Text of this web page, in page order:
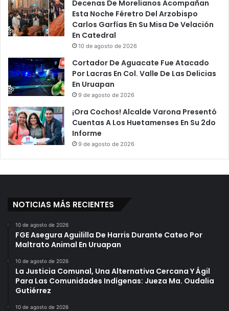
Decenas De Morelianos Acompañan
Esta Noche Féretro Del Arzobispo
Carlos Garfías En Su Misa De Velación
En Catedral
10 de agosto de 2026
Cortador De Aguacate Fue Atacado
Por Lacras En Col. Valle De Las Delicias
En Uruapan
9 de agosto de 2026
¡Ora Cochos! Alcalde Varona Presentó
Cuentas A Los Huetamenses En Su 2do
Informe
9 de agosto de 2026
NOTICIAS MÁS RECIENTES
10 de agosto de 2026
FGE Asegura Aguililla De Harris Durante Cateo Por
Maltrato Animal En Uruapan
10 de agosto de 2026
La Justicia Comunal, Una Alternativa Cercana Y Ágil
Para Las Comunidades Indígenas: Jueza Ma. Oudalia
Gutiérrez
10 de agosto de 2026